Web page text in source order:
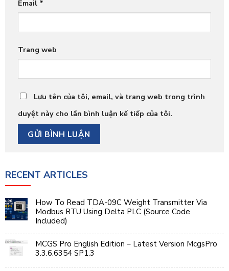
Email *
Trang web
Lưu tên của tôi, email, và trang web trong trình
duyệt này cho lần bình luận kế tiếp của tôi.
RECENT ARTICLES
How To Read TDA-09C Weight Transmitter Via
Modbus RTU Using Delta PLC (Source Code
Included)
MCGS Pro English Edition – Latest Version McgsPro
3.3.6.6354 SP1.3